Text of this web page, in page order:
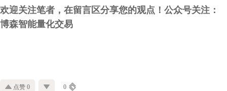
欢迎关注笔者，在留言区分享您的观点！公众号关注：
博森智能量化交易
点赞 0 0